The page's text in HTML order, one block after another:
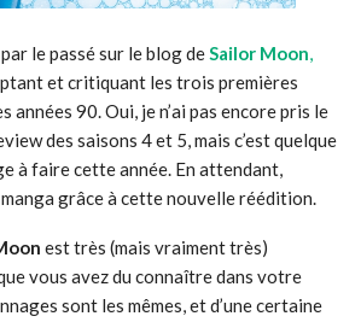
le passé sur le blog deSailor Moon,
et critiquant les trois premières
années 90. Oui, je n’ai pas encore pris le
des saisons 4 et 5, mais c’est quelque
à faire cette année. En attendant,
grâce à cette nouvelle réédition.
est très (mais vraiment très)
vous avez du connaître dans votre
sont les mêmes, et d’une certaine